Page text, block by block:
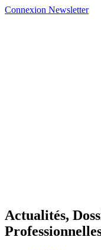
Connexion Newsletter
Actualités,